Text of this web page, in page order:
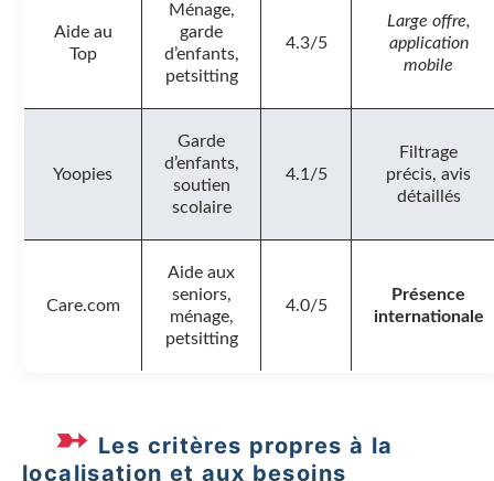
Aide au
Top
Ménage,
garde
d’enfants,
petsitting
4.3/5
Large offre,
application
mobile
Yoopies
Garde
d’enfants,
soutien
scolaire
4.1/5
Filtrage
précis, avis
détaillés
Care.com
Aide aux
seniors,
ménage,
petsitting
4.0/5
Présence
internationale
Les critères propres à la
localisation et aux besoins